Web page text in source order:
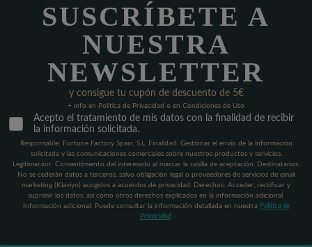
SUSCRÍBETE A
NUESTRA
NEWSLETTER
y consigue tu cupón de descuento de 5€
+ info en Política de Privacidad o en Condiciones de Uso
Acepto el tratamiento de mis datos con la finalidad de recibir
la información solicitada.
Responsable: Fortune Factory Spain, S.L. Finalidad: Gestionar el envío de la información
solicitada y las comunicaciones comerciales sobre nuestros productos y servicios.
Legitimación: Consentimiento del interesado al marcar la casilla de aceptación. Destinatarios:
No se cederán datos a terceros, salvo obligación legal o proveedores de servicios de email
marketing (Klaviyo) acogidos a acuerdos de privacidad. Derechos: Acceder, rectificar y
suprimir los datos, así como otros derechos explicados en la información adicional.
Información adicional: Puede consultar la información detallada en nuestra Política de
Privacidad